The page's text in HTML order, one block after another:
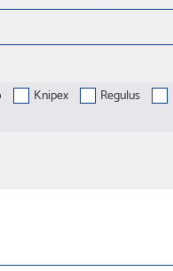
Knipex Regulus